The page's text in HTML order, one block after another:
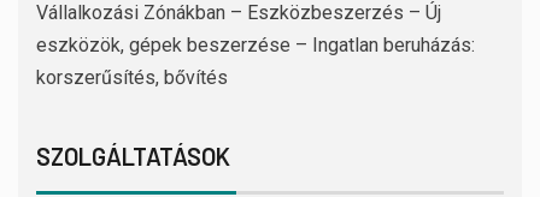
Vállalkozási Zónákban – Eszközbeszerzés – Új
eszközök, gépek beszerzése – Ingatlan beruházás:
korszerűsítés, bővítés
SZOLGÁLTATÁSOK